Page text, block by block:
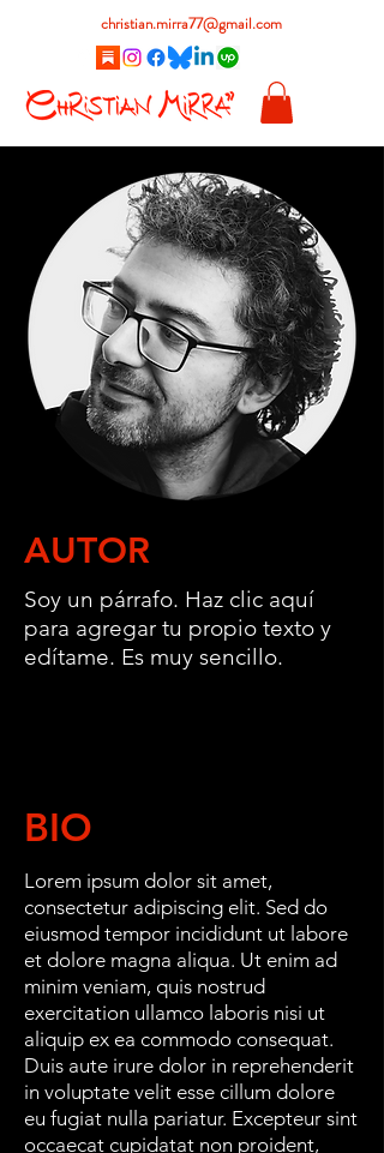
christian.mirra77@gmail.com
AUTOR
Soy un párrafo. Haz clic aquí
para agregar tu propio texto y
edítame. Es muy sencillo.
BIO
Lorem ipsum dolor sit amet,
consectetur adipiscing elit. Sed do
eiusmod tempor incididunt ut labore
et dolore magna aliqua. Ut enim ad
minim veniam, quis nostrud
exercitation ullamco laboris nisi ut
aliquip ex ea commodo consequat.
Duis aute irure dolor in reprehenderit
in voluptate velit esse cillum dolore
eu fugiat nulla pariatur. Excepteur sint
occaecat cupidatat non proident,